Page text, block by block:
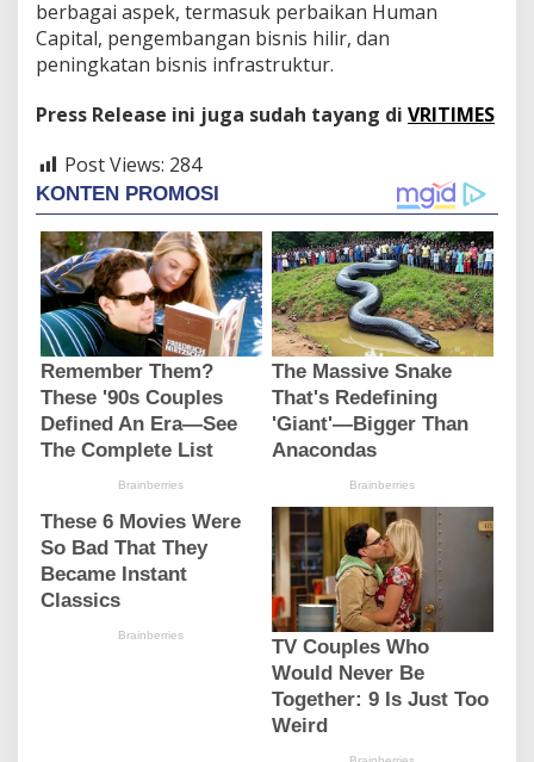
berbagai aspek, termasuk perbaikan Human
Capital, pengembangan bisnis hilir, dan
peningkatan bisnis infrastruktur.
Press Release ini juga sudah tayang di VRITIMES
Post Views: 284